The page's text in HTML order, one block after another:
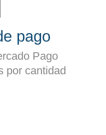
pago
Pago
por cantidad